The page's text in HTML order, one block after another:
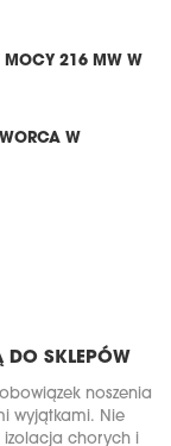
MOCY 216 MW W
W
DO SKLEPÓW
noszenia
wyjątkami. Nie
izolacja chorych i